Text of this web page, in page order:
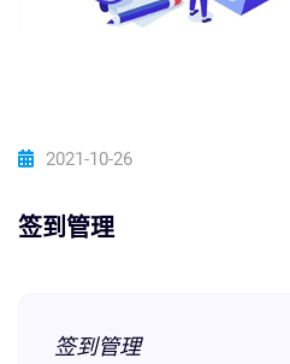
2021-10-26
签到管理
签到管理